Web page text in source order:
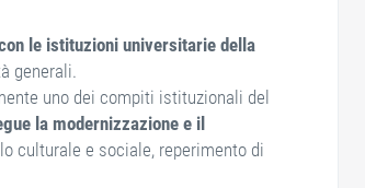
le istituzioni universitarie della
generali.
uno dei compiti istituzionali del
la modernizzazione e il
culturale e sociale, reperimento di